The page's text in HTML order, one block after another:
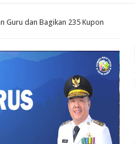
Guru dan Bagikan 235 Kupon